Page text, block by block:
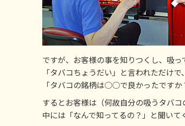
ですが、お客様の事を知りつくし、吸っ
「タバコちょうだい」と言われただけで、
「タバコの銘柄は○○で良かったです
するとお客様は（何故自分の吸うタバコ
中には「なんで知ってるの？」と聞いて